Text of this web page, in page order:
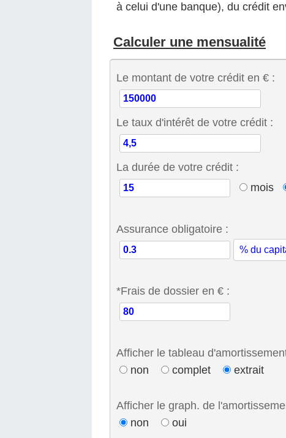
à celui d'une banque), du crédit
Calculer une mensualité
Le montant de votre crédit en € :
Le taux d'intérêt de votre crédit :
La durée de votre crédit :
mois
Assurance obligatoire :
*Frais de dossier en € :
Afficher le tableau
non
complet extrait
Afficher le graph. de
non
oui